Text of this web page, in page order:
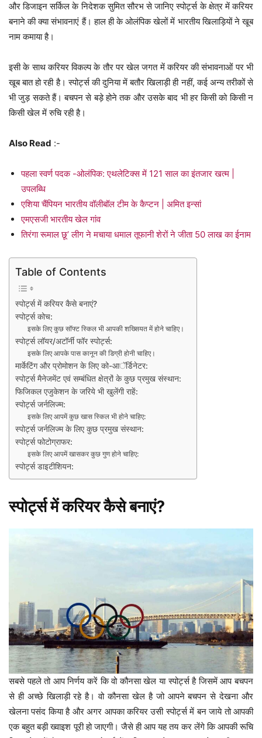
और डिजाइन सर्किल के निदेशक सुमित सौरभ से जानिए स्पोर्ट्स के क्षेत्र में करियर
बनाने की क्या संभावनाएं हैं। हाल ही के ओलंपिक खेलों में भारतीय खिलाड़ियों ने खूब
नाम कमाया है।
इसी के साथ करियर विकल्प के तौर पर खेल जगत में करियर की संभावनाओं पर भी
खूब बात हो रही है। स्पोर्ट्स की दुनिया में बतौर खिलाड़ी ही नहीं, कई अन्य तरीकों से
भी जुड़ सकते हैं। बचपन से बड़े होने तक और उसके बाद भी हर किसी को किसी न
किसी खेल में रुचि रही है।
Also Read :-
पहला स्वर्ण पदक -ओलंपिक: एथलेटिक्स में 121 साल का इंतजार खत्म |
उपलब्धि
एशिया चैंपियन भारतीय वॉलीबॉल टीम के कैप्टन | अमित इन्सां
एमएसजी भारतीय खेल गांव
तिरंगा रूमाल छू’ लीग ने मचाया धमाल तूफानी शेरों ने जीता 50 लाख का ईनाम
Table of Contents
स्पोर्ट्स में करियर कैसे बनाएं?
स्पोर्ट्स कोच:
इसके लिए कुछ सॉफ्ट स्किल भी आपकी शख्सियत में होने चाहिए।
स्पोर्ट्स लॉयर/अटॉर्नी फॉर स्पोर्ट्स:
इसके लिए आपके पास कानून की डिग्री होनी चाहिए।
मार्केटिंग और प्रोमोशन के लिए को-आॅर्डिनेटर:
स्पोर्ट्स मैनेजमेंट एवं सम्बंधित क्षेत्रों के कुछ प्रमुख संस्थान:
फिजिकल एजुकेशन के जरिये भी खुलेंगी राहें:
स्पोर्ट्स जर्नलिज्म:
इसके लिए आपमें कुछ खास स्किल भी होने चाहिए:
स्पोर्ट्स जर्नलिज्म के लिए कुछ प्रमुख संस्थान:
स्पोर्ट्स फोटोग्राफर:
इसके लिए आपमें खासकर कुछ गुण होने चाहिए:
स्पोर्ट्स डाइटीशियन:
स्पोर्ट्स में करियर कैसे बनाएं?
सबसे पहले तो आप निर्णय करें कि वो कौनसा खेल या स्पोर्ट्स है जिसमें आप बचपन
से ही अच्छे खिलाड़ी रहे है। वो कौनसा खेल है जो आपने बचपन से देखना और
खेलना पसंद किया है और अगर आपका करियर उसी स्पोर्ट्स में बन जाये तो आपकी
एक बहुत बड़ी ख्वाइश पूरी हो जाएगी। जैसे ही आप यह तय कर लेंगे कि आपकी रूचि